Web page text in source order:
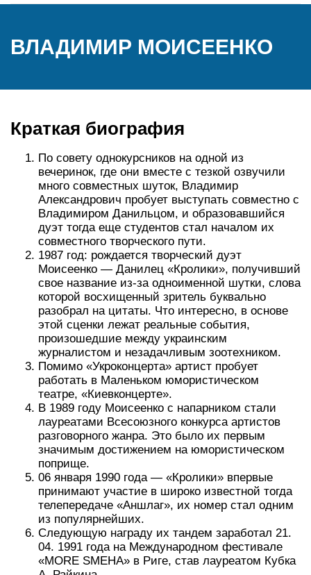
ВЛАДИМИР МОИСЕЕНКО
Краткая биография
По совету однокурсников на одной из
вечеринок, где они вместе с тезкой озвучили
много совместных шуток, Владимир
Александрович пробует выступать совместно с
Владимиром Данильцом, и образовавшийся
дуэт тогда еще студентов стал началом их
совместного творческого пути.
1987 год: рождается творческий дуэт
Моисеенко — Данилец «Кролики», получивший
свое название из-за одноименной шутки, слова
которой восхищенный зритель буквально
разобрал на цитаты. Что интересно, в основе
этой сценки лежат реальные события,
произошедшие между украинским
журналистом и незадачливым зоотехником.
Помимо «Укроконцерта» артист пробует
работать в Маленьком юмористическом
театре, «Киевконцерте».
В 1989 году Моисеенко с напарником стали
лауреатами Всесоюзного конкурса артистов
разговорного жанра. Это было их первым
значимым достижением на юмористическом
поприще.
06 января 1990 года — «Кролики» впервые
принимают участие в широко известной тогда
телепередаче «Аншлаг», их номер стал одним
из популярнейших.
Следующую награду их тандем заработал 21.
04. 1991 года на Международном фестивале
«MORE SMEHA» в Риге, став лауреатом Кубка